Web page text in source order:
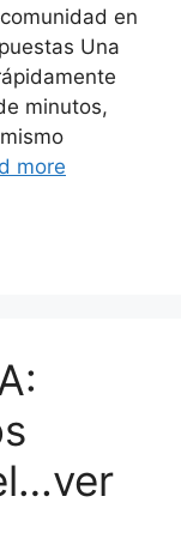
en
Una
minutos,
more